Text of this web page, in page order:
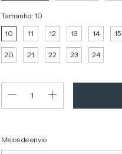
Tamanho: 10
10
11 12 13 14 15
20 21 22 23 24
Entregas para o CEP:
Meios de envio